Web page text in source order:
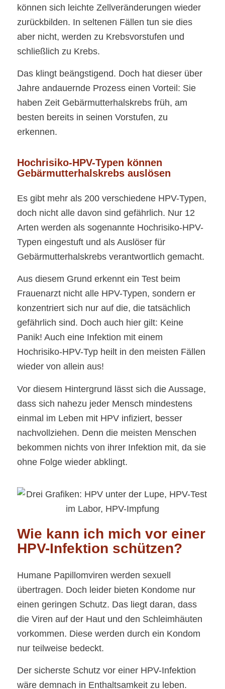
können sich leichte Zellveränderungen wieder
zurückbilden. In seltenen Fällen tun sie dies
aber nicht, werden zu Krebsvorstufen und
schließlich zu Krebs.
Das klingt beängstigend. Doch hat dieser über
Jahre andauernde Prozess einen Vorteil: Sie
haben Zeit Gebärmutterhalskrebs früh, am
besten bereits in seinen Vorstufen, zu
erkennen.
Hochrisiko-HPV-Typen können
Gebärmutterhalskrebs auslösen
Es gibt mehr als 200 verschiedene HPV-Typen,
doch nicht alle davon sind gefährlich. Nur 12
Arten werden als sogenannte Hochrisiko-HPV-
Typen eingestuft und als Auslöser für
Gebärmutterhalskrebs verantwortlich gemacht.
Aus diesem Grund erkennt ein Test beim
Frauenarzt nicht alle HPV-Typen, sondern er
konzentriert sich nur auf die, die tatsächlich
gefährlich sind. Doch auch hier gilt: Keine
Panik! Auch eine Infektion mit einem
Hochrisiko-HPV-Typ heilt in den meisten Fällen
wieder von allein aus!
Vor diesem Hintergrund lässt sich die Aussage,
dass sich nahezu jeder Mensch mindestens
einmal im Leben mit HPV infiziert, besser
nachvollziehen. Denn die meisten Menschen
bekommen nichts von ihrer Infektion mit, da sie
ohne Folge wieder abklingt.
Wie kann ich mich vor einer
HPV-Infektion schützen?
Humane Papillomviren werden sexuell
übertragen. Doch leider bieten Kondome nur
einen geringen Schutz. Das liegt daran, dass
die Viren auf der Haut und den Schleimhäuten
vorkommen. Diese werden durch ein Kondom
nur teilweise bedeckt.
Der sicherste Schutz vor einer HPV-Infektion
wäre demnach in Enthaltsamkeit zu leben.